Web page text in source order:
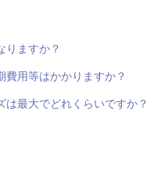
りますか？
用等はかかりますか？
最大でどれくらいですか？